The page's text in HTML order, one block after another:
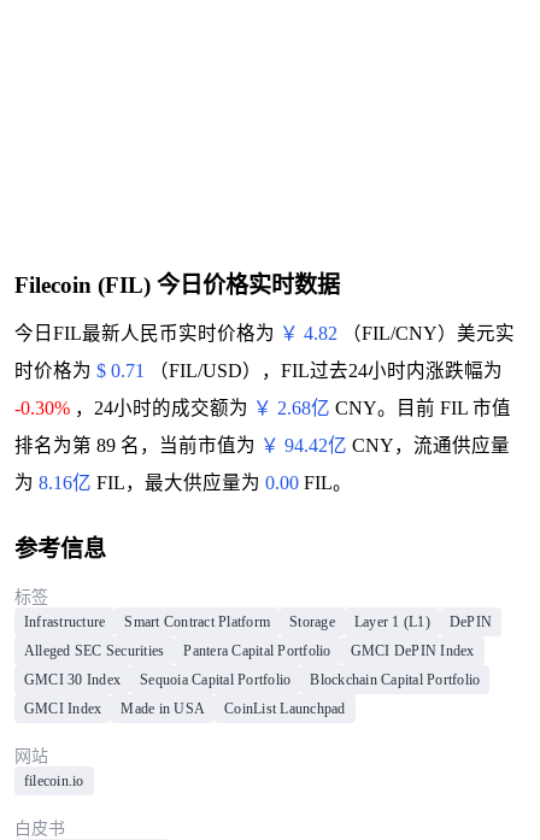
Filecoin (FIL) 今日价格实时数据
今日FIL最新人民币实时价格为 ￥ 4.82 （FIL/CNY）美元实
时价格为 $ 0.71
（FIL/USD），FIL过去24小时内涨跌幅为
-0.30% ，24小时的成交额为 ￥ 2.68亿 CNY。目前 FIL 市值
排名为第 89 名，当前市值为 ￥ 94.42亿 CNY，流通供应量
为 8.16亿 FIL，最大供应量为 0.00FIL。
参考信息
标签
Infrastructure Smart Contract Platform Storage Layer 1 (L1)
DePIN
Alleged SEC Securities
Pantera Capital Portfolio
GMCI DePIN Index
GMCI 30 Index
Sequoia Capital Portfolio
Blockchain Capital Portfolio
GMCI Index
Made in USA CoinList Launchpad
网站
filecoin.io
白皮书